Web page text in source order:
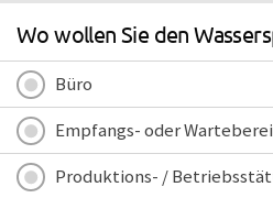
Wo wollen Sie den
Büro
Empfangs- oder
Produktions- /